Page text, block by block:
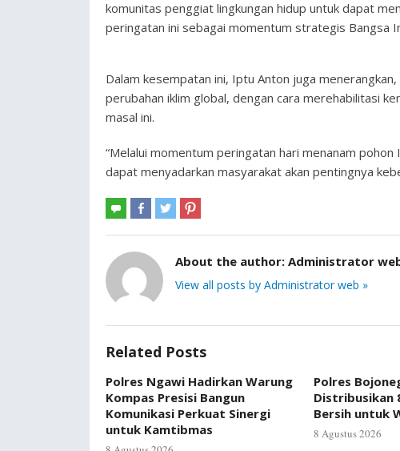
komunitas penggiat lingkungan hidup untuk dapat
peringatan ini sebagai momentum strategis Bangsa
Dalam kesempatan ini, Iptu Anton juga
perubahan iklim global, dengan cara merehabilitasi
masal ini.
“Melalui momentum peringatan hari menanam
dapat menyadarkan masyarakat akan pentingnya
About the author: Administrator
View all posts by Administrator web »
Related Posts
Polres Ngawi Hadirkan Warung
Kompas Presisi Bangun
Komunikasi Perkuat Sinergi
untuk Kamtibmas
Polres
Distribusikan
Bersih untuk
8 Agustus 2026